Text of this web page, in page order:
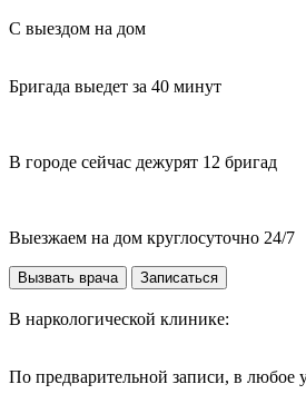
С выездом на дом
Бригада выедет за 40 минут
В городе сейчас дежурят 12 бригад
Выезжаем на дом круглосуточно 24/7
Вызвать врача Записаться
В наркологической клинике:
По предварительной записи, в любое